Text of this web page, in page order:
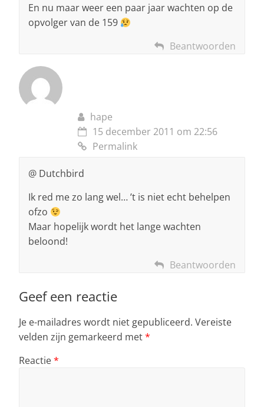
En nu maar weer een paar jaar wachten op de
opvolger van de 159
Beantwoorden
hape
15 december 2011 om 22:56
Permalink
@ Dutchbird
Ik red me zo lang wel… ’t is niet echt behelpen
ofzo
Maar hopelijk wordt het lange wachten
beloond!
Beantwoorden
Geef een reactie
Je e-mailadres wordt niet gepubliceerd. Vereiste
velden zijn gemarkeerd met*
Reactie*